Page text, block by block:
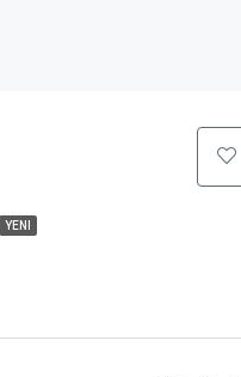
YENI